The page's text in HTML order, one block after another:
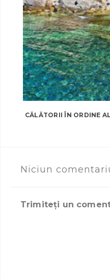
CĂLĂTORII ÎN ORDINE
Niciun
Trimiteți un